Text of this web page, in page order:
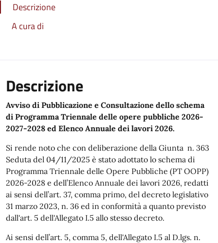
Descrizione
A cura di
Descrizione
Avviso di Pubblicazione e Consultazione dello schema
di Programma Triennale delle opere pubbliche 2026-
2027-2028 ed Elenco Annuale dei lavori 2026.
Si rende noto che con deliberazione della Giunta n. 363
Seduta del 04/11/2025 è stato adottato lo schema di
Programma Triennale delle Opere Pubbliche (PT OOPP)
2026-2028 e dell’Elenco Annuale dei lavori 2026, redatti
ai sensi dell’art. 37, comma primo, del decreto legislativo
31 marzo 2023, n. 36 ed in conformità a quanto previsto
dall'art. 5 dell'Allegato I.5 allo stesso decreto.
Ai sensi dell’art. 5, comma 5, dell'Allegato I.5 al D.lgs. n.